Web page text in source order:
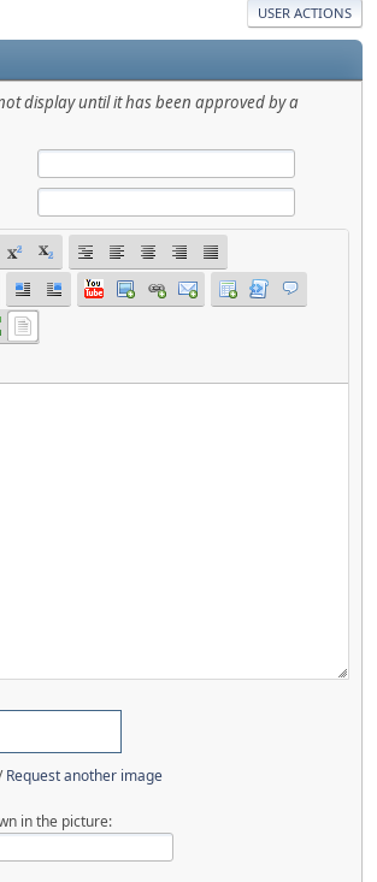
USER ACTIONS
display until it has been approved by a
Request another image
in the picture: